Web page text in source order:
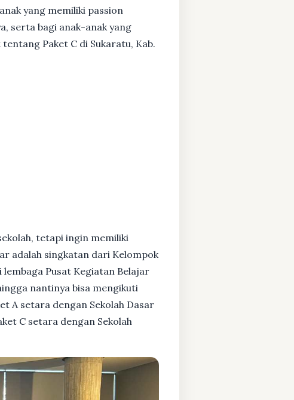
yang memiliki passion
serta bagi anak-anak yang
Paket C di Sukaratu, Kab.
tetapi ingin memiliki
adalah singkatan dari Kelompok
Pusat Kegiatan Belajar
nantinya bisa mengikuti
A setara dengan Sekolah Dasar
C setara dengan Sekolah